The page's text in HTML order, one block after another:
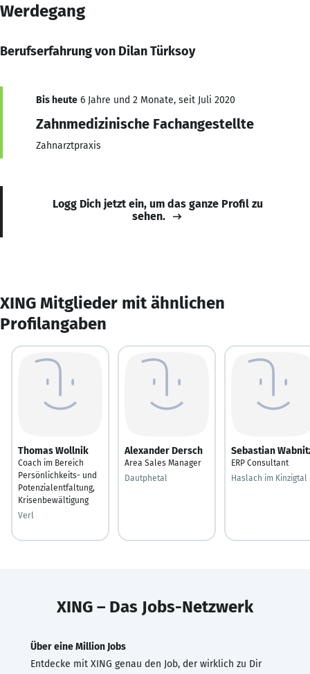
Werdegang
Berufserfahrung von Dilan Türksoy
Bis heute 6 Jahre und 2 Monate, seit Juli 2020
Zahnmedizinische Fachangestellte
Zahnarztpraxis
Logg Dich jetzt ein, um das ganze Profil zu
sehen.
XING Mitglieder mit ähnlichen
Profilangaben
Thomas Wollnik
Coach im Bereich
Persönlichkeits- und
Potenzialentfaltung,
Krisenbewältigung
Verl
Alexander Dersch
Area Sales Manager
Dautphetal
Sebastian
ERP Consultant
Haslach im Kinzigtal
XING – Das Jobs-Netzwerk
Über eine Million Jobs
Entdecke mit XING genau den Job, der wirklich zu Dir